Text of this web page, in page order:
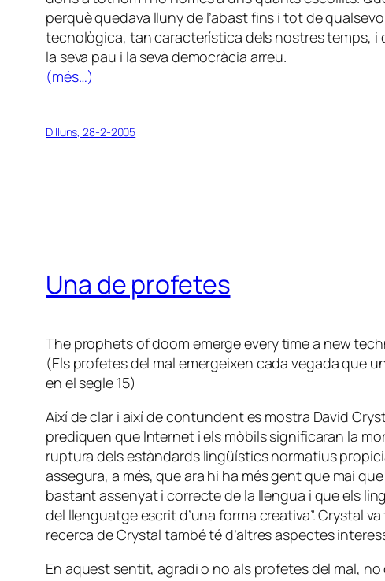
perquè quedava lluny de l’abast fins i tot de
tecnològica, tan característica dels nostres temps, i
la seva pau i la seva democràcia arreu.
(més…)
Dilluns, 28-2-2005
Una de profetes
The prophets of doom emerge every time a new
(Els profetes del mal emergeixen cada vegada que
en el segle 15)
Així de clar i així de contundent es mostra David
prediquen que Internet i els mòbils significaran la
ruptura dels estàndards lingüístics normatius
assegura, a més, que ara hi ha més gent que mai
bastant assenyat i correcte de la llengua i que els
del llenguatge escrit d’una forma creativa”. Crystal
recerca de Crystal també té d’altres aspectes
En aquest sentit, agradi o no als profetes del mal,